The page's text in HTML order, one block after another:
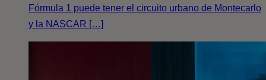
Fórmula 1 puede tener el circuito urbano de Montecarlo
y la NASCAR […]